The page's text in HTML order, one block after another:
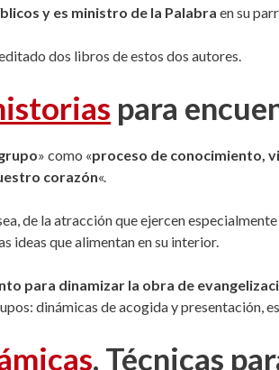
y es ministro de la Palabra en su
dos libros de estos dos autores.
para
» como «proceso de conocimiento,
corazón«.
de la atracción que ejercen
ideas que alimentan en su interior.
para dinamizar la obra de
dinámicas de acogida y presentación,
. Técnicas